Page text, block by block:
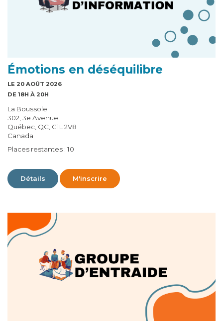
Émotions en déséquilibre
LE 20 AOÛT 2026
DE 18H À 20H
La Boussole
302, 3e Avenue
Québec, QC, G1L 2V8
Canada
Places restantes : 10
Détails M'inscrire